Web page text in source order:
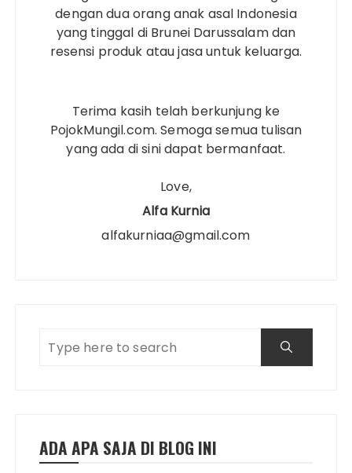
dengan dua orang anak asal Indonesia
yang tinggal di Brunei Darussalam dan
resensi produk atau jasa untuk keluarga.
Terima kasih telah berkunjung ke
PojokMungil.com. Semoga semua tulisan
yang ada di sini dapat bermanfaat.
Love,
Alfa Kurnia
alfakurniaa@gmail.com
ADA APA SAJA DI BLOG INI